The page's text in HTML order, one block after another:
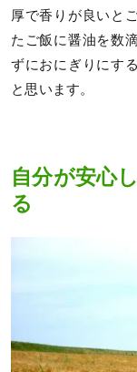
厚で香りが良いと
たご飯に醤油を数
ずにおにぎりにす
と思います。
自分が安心
る